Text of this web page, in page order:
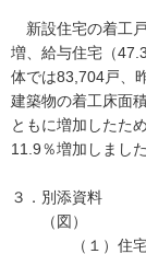
新設住宅の着工
増、給与住宅（
体では83,704戸、
建築物の着工床面
ともに増加したた
11.9％増加しました
３．別添資料
（図）
（１）住宅着工